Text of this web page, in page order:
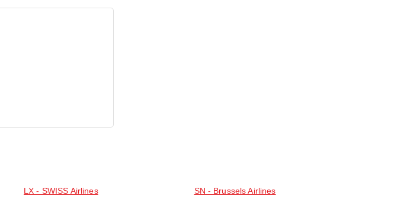
LX - SWISS Airlines SN - Brussels Airlines